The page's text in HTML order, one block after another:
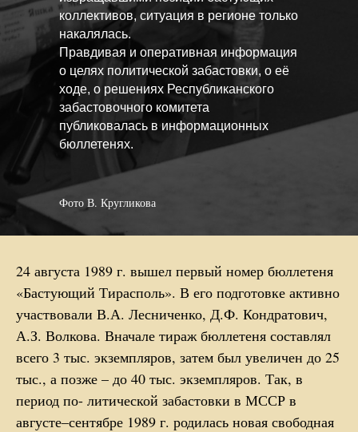
коллективов, ситуация в регионе только
накалялась.
Правдивая и оперативная информация
о целях политической забастовки, о её
ходе, о решениях Республиканского
забастовочного комитета
публиковалась в информационных
бюллетенях.
Фото В. Кругликова
24 августа 1989 г. вышел первый номер бюллетеня
«Бастующий Тирасполь». В его подготовке активно
участвовали В.А. Лесниченко, Д.Ф. Кондратович,
А.З. Волкова. Вначале тираж бюллетеня составлял
всего 3 тыс. экземпляров, затем был увеличен до 25
тыс., а позже – до 40 тыс. экземпляров. Так, в
период по- литической забастовки в МССР в
августе–сентябре 1989 г. родилась новая свободная